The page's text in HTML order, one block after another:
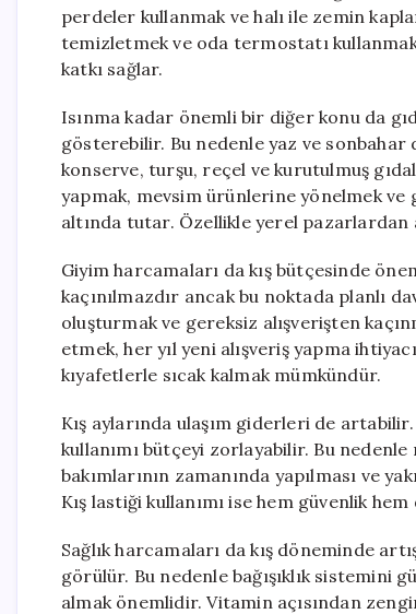
perdeler kullanmak ve halı ile zemin
temizletmek ve oda termostatı
katkı sağlar.
Isınma kadar önemli bir diğer konu da
gösterebilir. Bu nedenle yaz ve sonbahar
konserve, turşu, reçel ve kurutulmuş
yapmak, mevsim ürünlerine yönelmek
altında tutar. Özellikle yerel
Giyim harcamaları da kış bütçesinde
kaçınılmazdır ancak bu noktada planlı
oluşturmak ve gereksiz alışverişten
etmek, her yıl yeni alışveriş yapma
kıyafetlerle sıcak kalmak mümkündür.
Kış aylarında ulaşım giderleri de
kullanımı bütçeyi zorlayabilir. Bu
bakımlarının zamanında yapılması ve
Kış lastiği kullanımı ise hem güvenlik
Sağlık harcamaları da kış döneminde
görülür. Bu nedenle bağışıklık
almak önemlidir. Vitamin açısından